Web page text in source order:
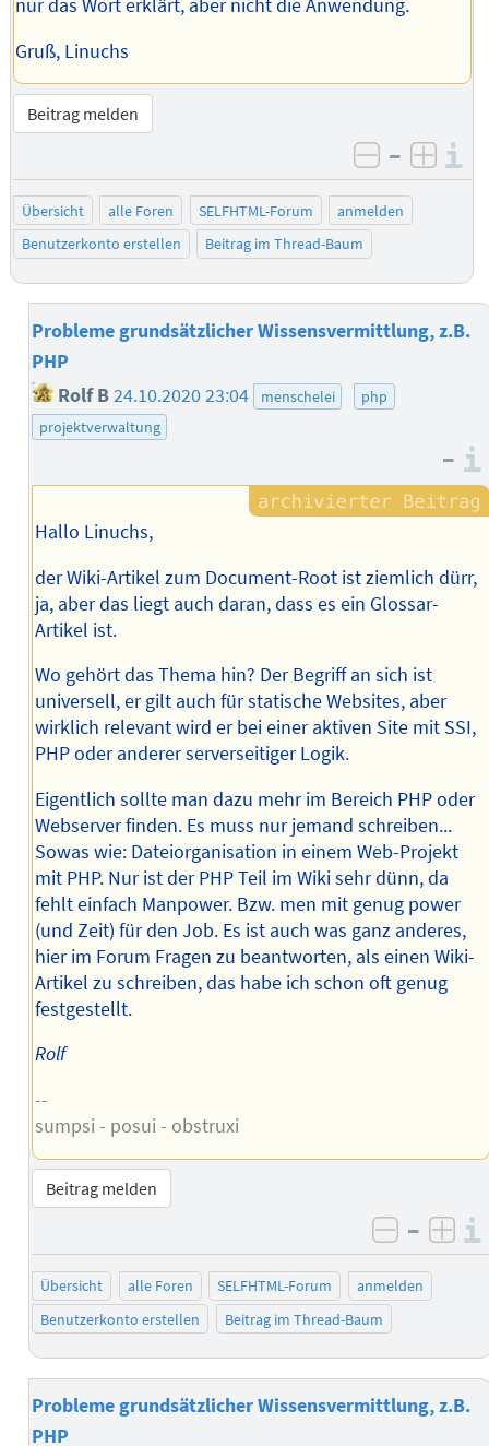
nur das Wort erklärt, aber nicht die Anwendung.
Gruß, Linuchs
Beitrag melden
negativ
–
Übersicht alle Foren SELFHTML-Forum
anmelden
Benutzerkonto erstellen
Beitrag im Thread-Baum
Probleme grundsätzlicher Wissensvermittlung, z.B.
PHP
Rolf B24.10.2020 23:04 menschelei
php
projektverwaltung
–
Hallo Linuchs,
der Wiki-Artikel zum Document-Root ist ziemlich dürr,
ja, aber das liegt auch daran, dass es ein Glossar-
Artikel ist.
Wo gehört das Thema hin? Der Begriff an sich ist
universell, er gilt auch für statische Websites, aber
wirklich relevant wird er bei einer aktiven Site mit SSI,
PHP oder anderer serverseitiger Logik.
Eigentlich sollte man dazu mehr im Bereich PHP oder
Webserver finden. Es muss nur jemand schreiben...
Sowas wie: Dateiorganisation in einem Web-Projekt
mit PHP. Nur ist der PHP Teil im Wiki sehr dünn, da
fehlt einfach Manpower. Bzw. men mit genug power
(und Zeit) für den Job. Es ist auch was ganz anderes,
hier im Forum Fragen zu beantworten, als einen Wiki-
Artikel zu schreiben, das habe ich schon oft genug
festgestellt.
Rolf
--
sumpsi - posui - obstruxi
Beitrag melden
negativ
–
Übersicht alle Foren SELFHTML-Forum
anmelden
Benutzerkonto erstellen
Beitrag im Thread-Baum
Probleme grundsätzlicher Wissensvermittlung, z.B.
PHP